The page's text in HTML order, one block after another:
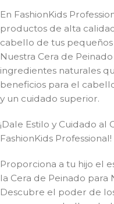
En FashionKids
productos de alta
cabello de tus
Nuestra Cera de
ingredientes naturales
beneficios para el
y un cuidado superior.
¡Dale Estilo y Cuidado
FashionKids Professional!
Proporciona a tu hijo el
la Cera de Peinado para
Descubre el poder de